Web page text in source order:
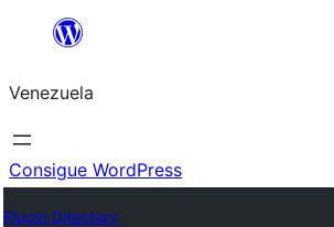
Saltar
contenido
Venezuela
Consigue WordPress
Plugin Directory